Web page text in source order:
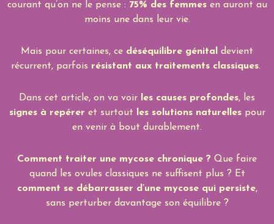
courant qu’on ne le pense : 75% des femmesen auront au
moins une dans leur vie.
Mais pour certaines, ce déséquilibre génital devient
récurrent, parfois résistant aux traitements classiques.
Dans cet article, on va voir les causes profondes, les
signes à repérer et surtout les solutions naturellespour
en venir à bout durablement.
Comment traiter une mycose chronique ? Que faire
quand les ovules classiques ne suffisent plus ? Et
comment se débarrasser d’une mycose qui persiste,
sans perturber davantage son équilibre ?